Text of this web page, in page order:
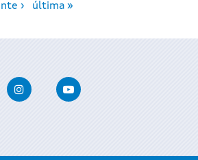
› última »
InstagramYoutube